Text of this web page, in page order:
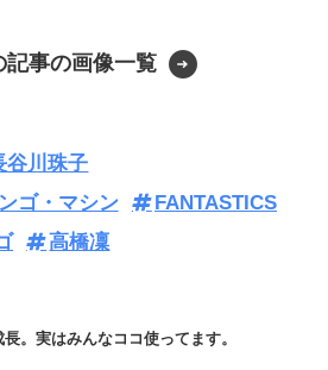
記事の画像一覧
谷川珠子
ゴ・マシン
FANTASTICS
高橋凜
。実はみんなココ使ってます。